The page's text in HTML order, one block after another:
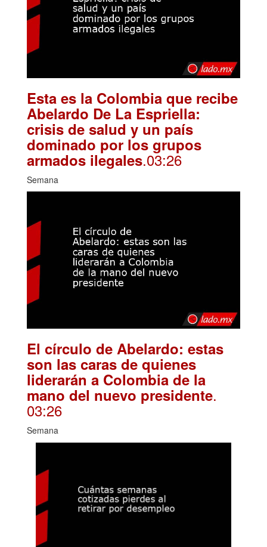
Esta es la Colombia que recibe
Abelardo De La Espriella:
crisis de salud y un país
dominado por los grupos
armados ilegales.03:26
Semana
El círculo de Abelardo: estas
son las caras de quienes
liderarán a Colombia de la
mano del nuevo presidente.
03:26
Semana